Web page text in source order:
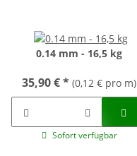
0.14 mm - 16,5 kg
35,90 €* (0,12 € pro m)
Sofort verfügbar